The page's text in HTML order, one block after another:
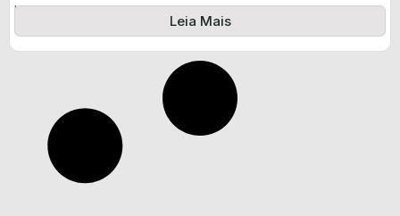
horas, certificado ...
Leia Mais